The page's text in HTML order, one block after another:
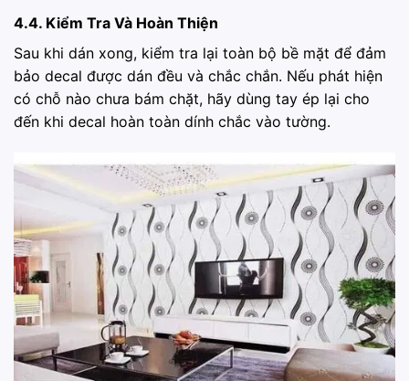
4.4. Kiểm Tra Và Hoàn Thiện
Sau khi dán xong, kiểm tra lại toàn bộ bề mặt để đảm
bảo decal được dán đều và chắc chắn. Nếu phát hiện
có chỗ nào chưa bám chặt, hãy dùng tay ép lại cho
đến khi decal hoàn toàn dính chắc vào tường.